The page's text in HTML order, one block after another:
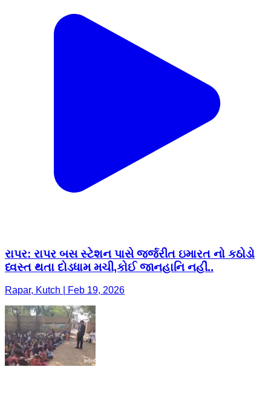
રાપર: રાપર બસ સ્ટેશન પાસે જર્જરીત ઇમારત નો કઠોડો
ધ્વસ્ત થતા દોડધામ મચી,કોઈ જાનહાનિ નહીં..
Rapar, Kutch | Feb 19, 2026